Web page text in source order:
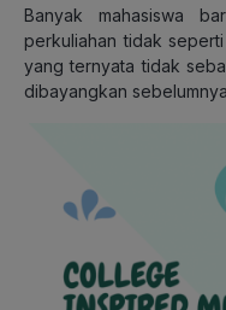
Banyak mahasiswa
perkuliahan tidak
yang ternyata tidak
dibayangkan